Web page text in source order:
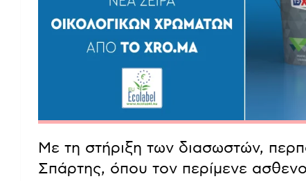
Με τη στήριξη των διασωστών,
Σπάρτης, όπου τον περίμενε